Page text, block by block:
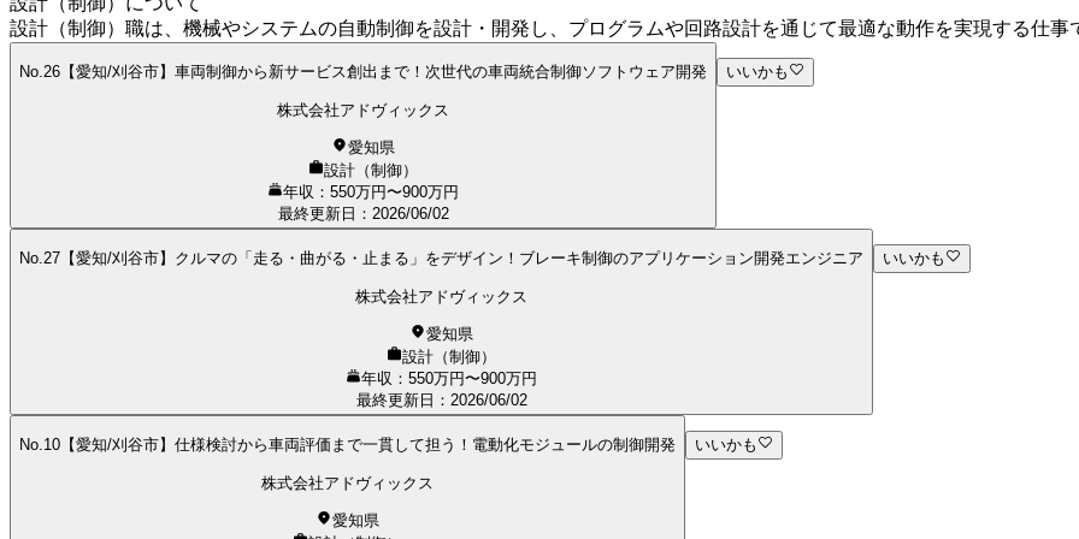
設計（制御）職は、機械やシステムの自動制御を設計・開発し、プログラムや回路設計を通じて最適な動作を実現する仕事
No.26【愛知/刈谷市】車両制御から新サービス創出まで！次世代の車両統合制御ソフトウェア開発
株式会社アドヴィックス
愛知県
設計（制御）
年収：550万円〜900万円
最終更新日 ： 2026/06/02
いいかも
No.27【愛知/刈谷市】クルマの「走る・曲がる・止まる」をデザイン！ブレーキ制御のアプリケーション開発エンジニア
株式会社アドヴィックス
愛知県
設計（制御）
年収：550万円〜900万円
最終更新日 ： 2026/06/02
いいかも
No.10【愛知/刈谷市】仕様検討から車両評価まで一貫して担う！電動化モジュールの制御開発
株式会社アドヴィックス
愛知県
いいかも